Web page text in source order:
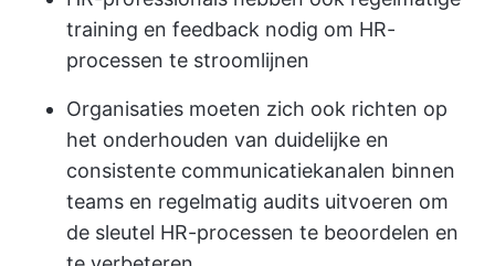
training en feedback nodig om HR-
processen te stroomlijnen
Organisaties moeten zich ook richten op
het onderhouden van duidelijke en
consistente communicatiekanalen binnen
teams en regelmatig audits uitvoeren om
de sleutel HR-processen te beoordelen en